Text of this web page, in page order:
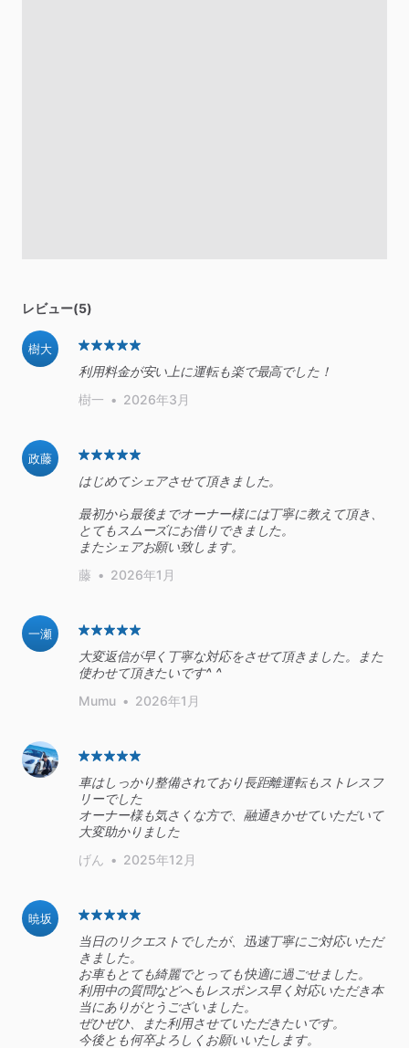
レビュー(5)
樹大
利用料金が安い上に運転も楽で最高でした！
樹一 • 2026年3月
政藤
はじめてシェアさせて頂きました。
最初から最後までオーナー様には丁寧に教えて頂き、
とてもスムーズにお借りできました。
またシェアお願い致します。
藤 • 2026年1月
一瀬
大変返信が早く丁寧な対応をさせて頂きました。また
使わせて頂きたいです^ ^
Mumu • 2026年1月
車はしっかり整備されており長距離運転もストレスフ
リーでした
オーナー様も気さくな方で、融通きかせていただいて
げん • 2025年12月
暁坂
当日のリクエストでしたが、迅速丁寧にご対応いただ
きました。
お車もとても綺麗でとっても快適に過ごせました。
利用中の質問などへもレスポンス早く対応いただき本
当にありがとうございました。
ぜひぜひ、また利用させていただきたいです。
今後とも何卒よろしくお願いいたします。